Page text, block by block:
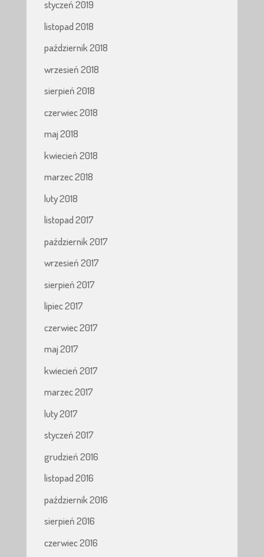
styczeń 2019
listopad 2018
październik 2018
wrzesień 2018
sierpień 2018
czerwiec 2018
maj 2018
kwiecień 2018
marzec 2018
luty 2018
listopad 2017
październik 2017
wrzesień 2017
sierpień 2017
lipiec 2017
czerwiec 2017
maj 2017
kwiecień 2017
marzec 2017
luty 2017
styczeń 2017
grudzień 2016
listopad 2016
październik 2016
sierpień 2016
czerwiec 2016